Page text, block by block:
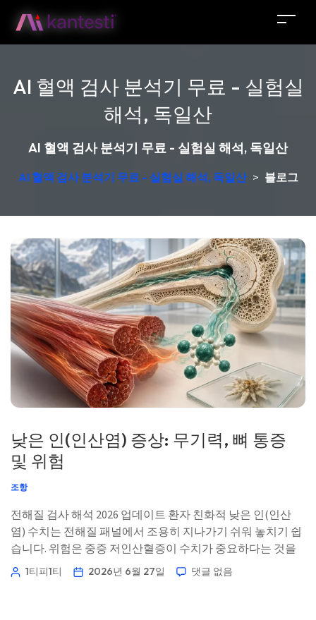
AI 혈액 검사 분석기 무료 - 실험실
해석, 독일산
AI 혈액 검사 분석기 무료 - 실험실 해석, 독일산
AI 혈액 검사 분석기 무료 - 실험실 해석, 독일산 > 블로그
낮은 인(인산염) 증상: 무기력, 뼈 통증
및 위험
조항
전해질 검사 해석 2026 업데이트 환자 친화적 낮은 인(인산
염) 수치는 전해질 패널에서 조용히 지나가기 쉬워 놓치기 쉽
습니다. 위험은 중증 저인산혈증이 수치가 중요하다는 것을
환자가 깨닫기 전에 근육, 뼈, 호흡, 심장 리듬에 영향을 줄 수
1티피1티 2026년 6월 27일 댓글 없음